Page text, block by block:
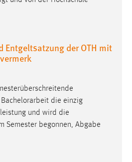
Entgeltsatzung der OTH mit
Bachelorarbeit die einzig
und wird die
Semester begonnen, Abgabe